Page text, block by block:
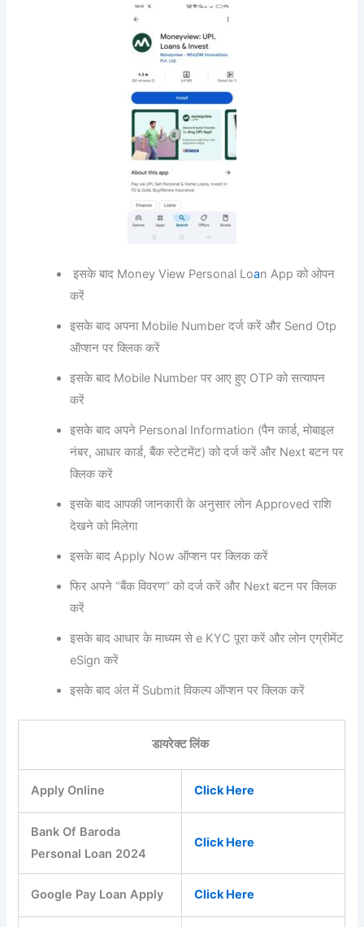
इसके बाद Money View Personal Loan App को ओपन
करें
इसके बाद अपना Mobile Number दर्ज करें और Send Otp
ऑप्शन पर क्लिक करें
इसके बाद Mobile Number पर आए हुए OTP को सत्यापन
करें
इसके बाद अपने Personal Information (पैन कार्ड, मोबाइल
नंबर, आधार कार्ड, बैंक स्टेटमेंट) को दर्ज करें और Next बटन पर
क्लिक करें
इसके बाद आपकी जानकारी के अनुसार लोन Approved राशि
देखने को मिलेगा
इसके बाद Apply Now ऑप्शन पर क्लिक करें
फिर अपने “बैंक विवरण” को दर्ज करें और Next बटन पर क्लिक
करें
इसके बाद आधार के माध्यम से e KYC पूरा करें और लोन एग्रीमेंट
eSign करें
इसके बाद अंत में Submit विकल्प ऑप्शन पर क्लिक करें
डायरेक्ट लिंक
Apply Online Click Here
Bank Of Baroda
Personal Loan 2024
Click Here
Google Pay Loan Apply Click Here